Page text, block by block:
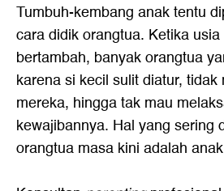
Tumbuh-kembang anak tentu
cara didik orangtua. Ketika
bertambah, banyak orangtua
karena si kecil sulit diatur,
mereka, hingga tak mau
kewajibannya. Hal yang sering
orangtua masa kini adalah